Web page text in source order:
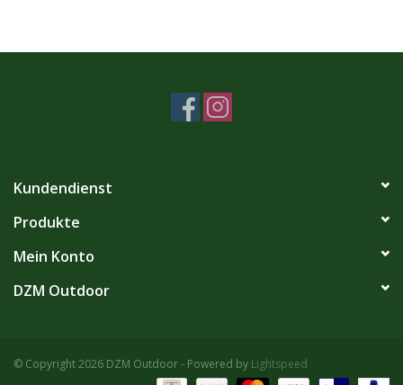
Kundendienst
Produkte
Mein Konto
DZM Outdoor
© Copyright 2026 DZM Outdoor - Powered by Lightspeed